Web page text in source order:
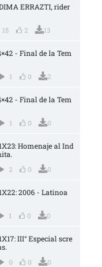
ERRAZTI, rider
15 2 13
- Final de la Tem
1 0 2
- Final de la Tem
1 0 0
Homenaje al Ind
2 0 0
2006 - Latinoa
1 0 0
III° Especial scre
0 0 0